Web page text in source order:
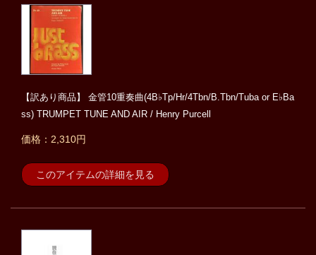
【訳あり商品】 金管10重奏曲(4B♭Tp/Hr/4Tbn/B.Tbn/Tuba or E♭Ba
ss) TRUMPET TUNE AND AIR / Henry Purcell
価格：2,310円
このアイテムの詳細を見る